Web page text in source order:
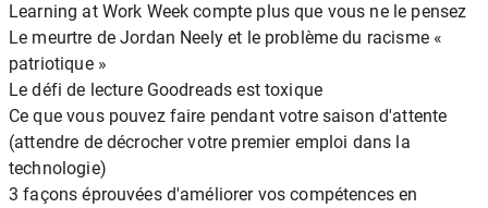
Learning at Work Week compte plus que vous ne le pensez
Le meurtre de Jordan Neely et le problème du racisme «
patriotique »
Le défi de lecture Goodreads est toxique
Ce que vous pouvez faire pendant votre saison d'attente
(attendre de décrocher votre premier emploi dans la
technologie)
3 façons éprouvées d'améliorer vos compétences en